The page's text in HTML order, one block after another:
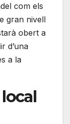
com els
gran nivell
obert a
d’una
a la